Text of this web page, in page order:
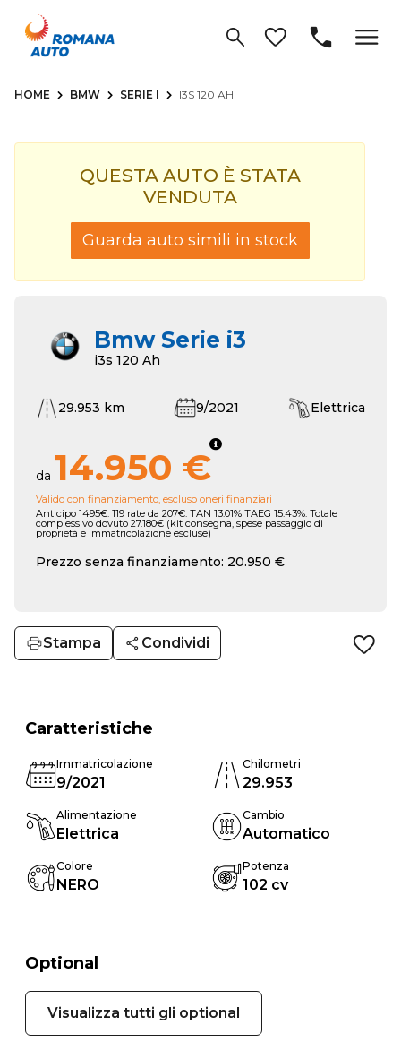
HOME BMW SERIE I I3S 120 AH
QUESTA AUTO È STATA
VENDUTA
Guarda auto simili in stock
Bmw Serie i3
i3s 120 Ah
29.953 km 9/2021 Elettrica
da 14.950 €
Valido con finanziamento, escluso oneri finanziari
Anticipo 1495€. 119 rate da 207€. TAN 13.01% TAEG 15.43%. Totale
complessivo dovuto 27.180€ (kit consegna, spese passaggio di
proprietà e immatricolazione escluse)
Prezzo senza finanziamento: 20.950 €
Stampa Condividi
Caratteristiche
Immatricolazione
9/2021
Chilometri
29.953
Alimentazione
Elettrica
Cambio
Automatico
Colore
NERO
Potenza
102 cv
Optional
Visualizza tutti gli optional